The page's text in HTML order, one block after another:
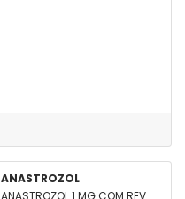
ANASTROZOL
ANASTROZOL 1 MG COM REV